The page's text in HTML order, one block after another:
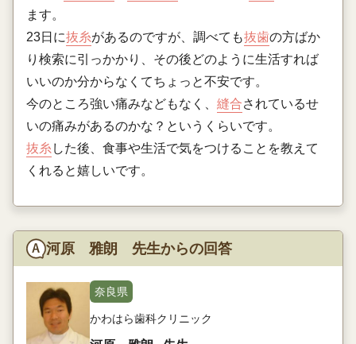
ます。
23日に抜糸があるのですが、調べても抜歯の方ばか
り検索に引っかかり、その後どのように生活すれば
いいのか分からなくてちょっと不安です。
今のところ強い痛みなどもなく、 縫合されているせ
いの痛みがあるのかな？というくらいです。
抜糸 した後、食事や生活で気をつけることを教えて
くれると嬉しいです。
河原 雅朗 先生からの回答
奈良県
かわはら歯科クリニック